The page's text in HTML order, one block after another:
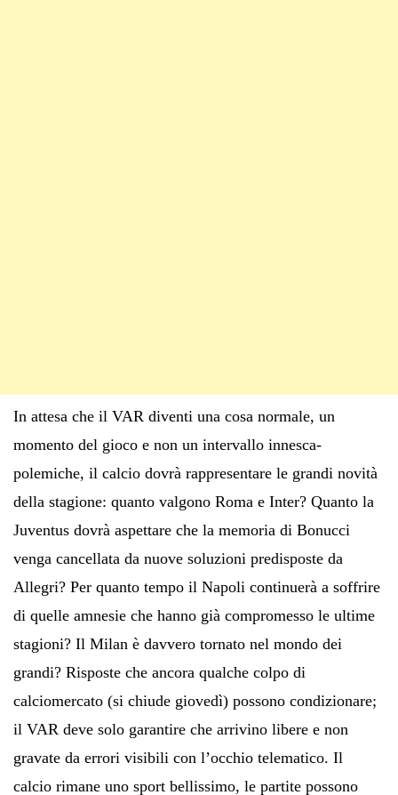
In attesa che il VAR diventi una cosa normale, un
momento del gioco e non un intervallo innesca-
polemiche, il calcio dovrà rappresentare le grandi novità
della stagione: quanto valgono Roma e Inter? Quanto la
Juventus dovrà aspettare che la memoria di Bonucci
venga cancellata da nuove soluzioni predisposte da
Allegri? Per quanto tempo il Napoli continuerà a soffrire
di quelle amnesie che hanno già compromesso le ultime
stagioni? Il Milan è davvero tornato nel mondo dei
grandi? Risposte che ancora qualche colpo di
calciomercato (si chiude giovedì) possono condizionare;
il VAR deve solo garantire che arrivino libere e non
gravate da errori visibili con l’occhio telematico. Il
calcio rimane uno sport bellissimo, le partite possono